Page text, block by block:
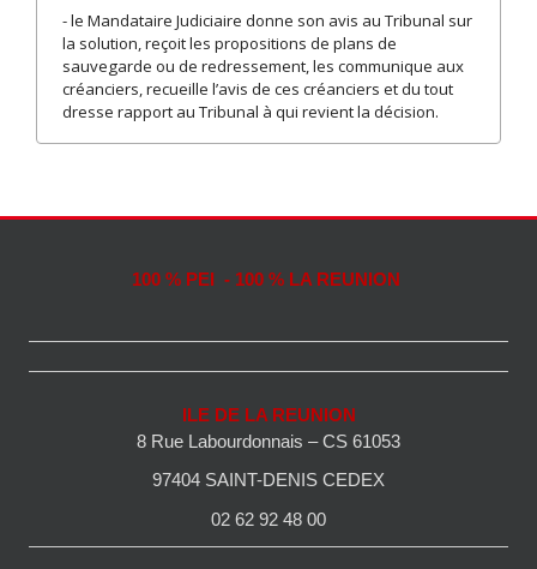
- le Mandataire Judiciaire donne son avis au Tribunal sur
la solution, reçoit les propositions de plans de
sauvegarde ou de redressement, les communique aux
créanciers, recueille l’avis de ces créanciers et du tout
dresse rapport au Tribunal à qui revient la décision.
100 % PEI - 100 % LA REUNION
ILE DE LA REUNION
8 Rue Labourdonnais – CS 61053
97404 SAINT-DENIS CEDEX
02 62 92 48 00